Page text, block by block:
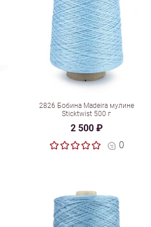
2826 Бобина Madeira мулине
Sticktwist 500 г
2 500 ₽
0